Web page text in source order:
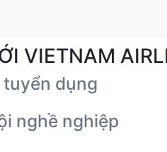
VIETNAM
dụng
nghề nghiệp